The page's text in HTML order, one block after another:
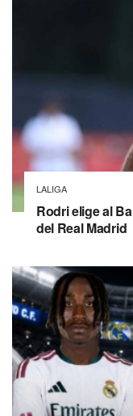
LALIGA
Rodri elige al
del Real Madrid